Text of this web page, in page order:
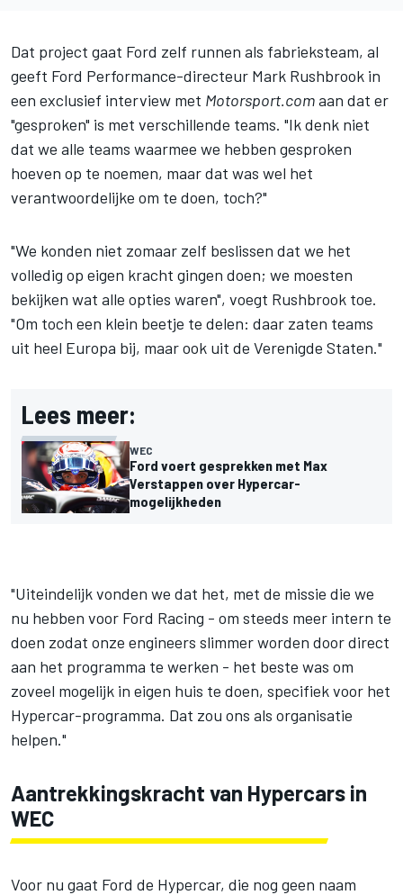
Dat project gaat Ford zelf runnen als fabrieksteam, al
geeft Ford Performance-directeur Mark Rushbrook in
een exclusief interview met Motorsport.comaan dat er
"gesproken" is met verschillende teams. "Ik denk niet
dat we alle teams waarmee we hebben gesproken
hoeven op te noemen, maar dat was wel het
verantwoordelijke om te doen, toch?"
"We konden niet zomaar zelf beslissen dat we het
volledig op eigen kracht gingen doen; we moesten
bekijken wat alle opties waren", voegt Rushbrook toe.
"Om toch een klein beetje te delen: daar zaten teams
uit heel Europa bij, maar ook uit de Verenigde Staten."
Lees meer:
WEC
Ford voert gesprekken met Max
Verstappen over Hypercar-
mogelijkheden
"Uiteindelijk vonden we dat het, met de missie die we
nu hebben voor Ford Racing - om steeds meer intern te
doen zodat onze engineers slimmer worden door direct
aan het programma te werken - het beste was om
zoveel mogelijk in eigen huis te doen, specifiek voor het
Hypercar-programma. Dat zou ons als organisatie
helpen."
Aantrekkingskracht van Hypercars in
WEC
Voor nu gaat Ford de Hypercar, die nog geen naam